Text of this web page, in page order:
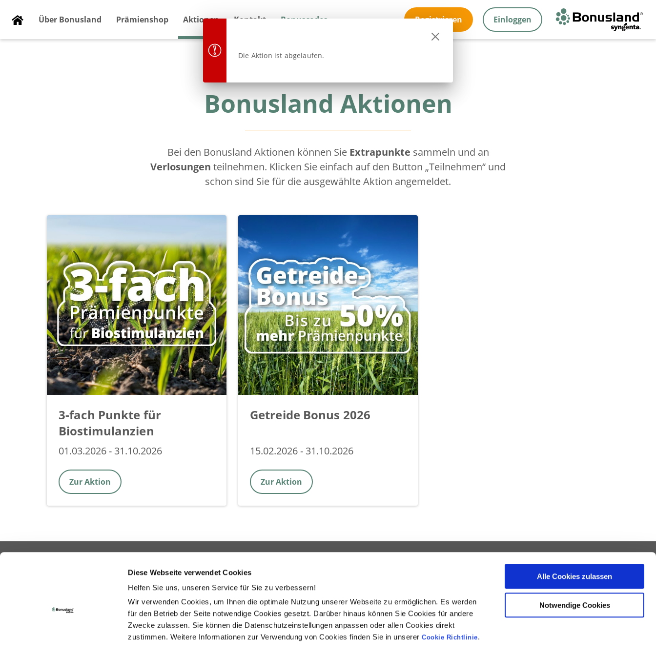
Diese Webseite verwendet Cookies
Helfen Sie uns, unseren Service für Sie zu verbessern!
Wir verwenden Cookies, um Ihnen die optimale Nutzung unserer Webseite zu ermöglichen. Es werden
für den Betrieb der Seite notwendige Cookies gesetzt. Darüber hinaus können Sie Cookies für andere
Zwecke zulassen. Sie können die Datenschutzeinstellungen anpassen oder allen Cookies direkt
zustimmen. Weitere Informationen zur Verwendung von Cookies finden Sie in unsererCookie Richtlinie.
Alle Cookies zulassen
Notwendige Cookies
Syngenta
Bonusland
Über Bonusland Prämienshop Aktionen Kontakt Bonuscodes Registrieren Einloggen
Bonusland Aktionen
Bei den Bonusland Aktionen können Sie Extrapunkte sammeln und an
Verlosungen teilnehmen. Klicken Sie einfach auf den Button „Teilnehmen“ und
schon sind Sie für die ausgewählte Aktion angemeldet.
3-fach Punkte für
Biostimulanzien
01.03.2026 - 31.10.2026
Zur Aktion
Getreide Bonus 2026
15.02.2026 - 31.10.2026
Zur Aktion
Teilnahmebedingungen
Datenschutz für www.bonusland.de
Pflanzenschutzmittel vorsichtig verwenden. Vor Verwendung stets Etikett und Produktinformationen lesen. Bitte beachten Sie die Warnhinweise und -
symbole in der Gebrauchsanleitung. Diese Informationen ersetzen nicht die Gebrauchsanleitung. Bindend ist der Text an der deutschen Syngenta-
Verkaufsware. Diese Informationen gelten nur für das Vertriebsgebiet Deutschland.
Die Aktion ist abgelaufen.